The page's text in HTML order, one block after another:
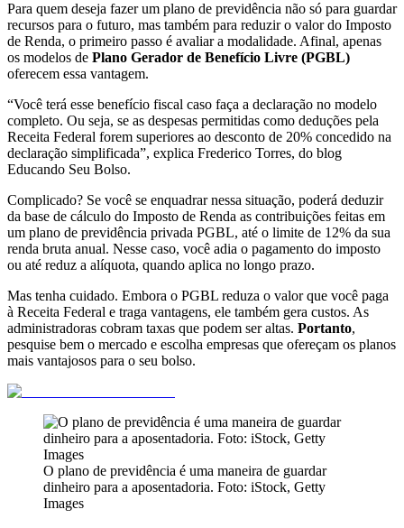
Para quem deseja fazer um plano de previdência não só para guardar
recursos para o futuro, mas também para reduzir o valor do Imposto
de Renda, o primeiro passo é avaliar a modalidade. Afinal, apenas
os modelos de Plano Gerador de Benefício Livre (PGBL)
oferecem essa vantagem.
“Você terá esse benefício fiscal caso faça a declaração no modelo
completo. Ou seja, se as despesas permitidas como deduções pela
Receita Federal forem superiores ao desconto de 20% concedido na
declaração simplificada”, explica Frederico Torres, do blog
Educando Seu Bolso.
Complicado? Se você se enquadrar nessa situação, poderá deduzir
da base de cálculo do Imposto de Renda as contribuições feitas em
um plano de previdência privada PGBL, até o limite de 12% da sua
renda bruta anual. Nesse caso, você adia o pagamento do imposto
ou até reduz a alíquota, quando aplica no longo prazo.
Mas tenha cuidado. Embora o PGBL reduza o valor que você paga
à Receita Federal e traga vantagens, ele também gera custos. As
administradoras cobram taxas que podem ser altas. Portanto,
pesquise bem o mercado e escolha empresas que ofereçam os planos
mais vantajosos para o seu bolso.
O plano de previdência é uma maneira de guardar
dinheiro para a aposentadoria. Foto: iStock, Getty
Images